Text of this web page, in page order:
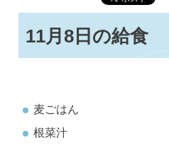
11月8日の給食
麦ごはん
根菜汁